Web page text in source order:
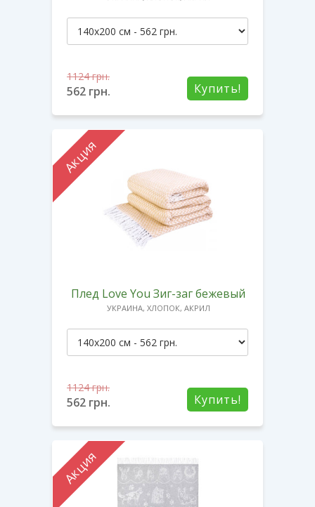
Купить!
1124грн.
562 грн.
Акция
Плед Love You Зиг-заг бежевый
УКРАИНА, ХЛОПОК, АКРИЛ
Купить!
1124грн.
562 грн.
Акция